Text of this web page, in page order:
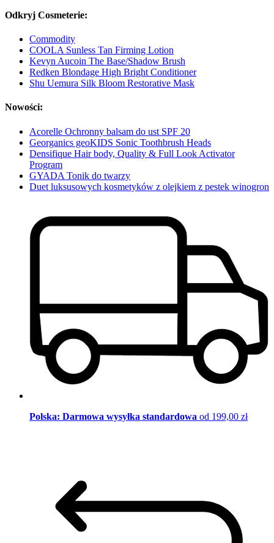
Odkryj Cosmeterie:
Commodity
COOLA Sunless Tan Firming Lotion
Kevyn Aucoin The Base/Shadow Brush
Redken Blondage High Bright Conditioner
Shu Uemura Silk Bloom Restorative Mask
Nowości:
Acorelle Ochronny balsam do ust SPF 20
Georganics geoKIDS Sonic Toothbrush Heads
Densifique Hair body, Quality & Full Look Activator
Program
GYADA Tonik do twarzy
Duet luksusowych kosmetyków z olejkiem z pestek winogron
Polska: Darmowa wysyłka standardowa od 199,00 zł